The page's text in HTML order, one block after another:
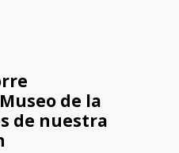
de la
de nuestra